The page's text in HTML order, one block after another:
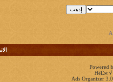
Powered
HêĽм √
Ads Organizer